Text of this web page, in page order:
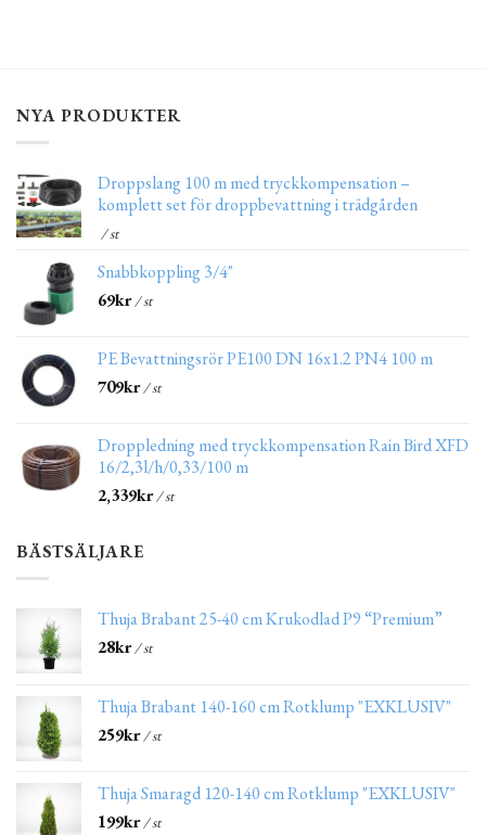
NYA PRODUKTER
Droppslang 100 m med tryckkompensation –
komplett set för droppbevattning i trädgården
/ st
Snabbkoppling 3/4"
69kr/ st
PE Bevattningsrör PE100 DN 16x1.2 PN4 100 m
709kr/ st
Droppledning med tryckkompensation Rain Bird XFD
16/2,3l/h/0,33/100 m
2,339kr/ st
BÄSTSÄLJARE
Thuja Brabant 25-40 cm Krukodlad P9 “Premium”
28kr/ st
Thuja Brabant 140-160 cm Rotklump "EXKLUSIV"
259kr/ st
Thuja Smaragd 120-140 cm Rotklump "EXKLUSIV"
199kr/ st